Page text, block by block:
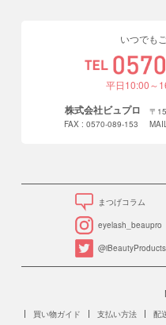
いつでも
平日10:00～
株式会社ビュプロ
〒
FAX : 0570-089-153
まつげコラム
eyelash_beaupro
@iBeautyProducts
買い物ガイド 支払い方法 配